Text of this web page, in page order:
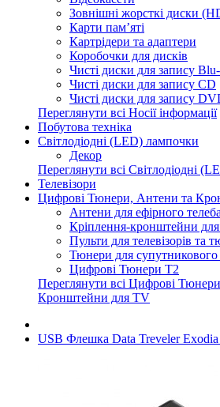
Зовнішні жорсткі диски
Карти пам’яті
Картрідери та адаптери
Коробочки для дисків
Чисті диски для запису
Чисті диски для запису CD
Чисті диски для запису
Переглянути всі Носії інформації
Побутова техніка
Світлодіодні (LED) лампочки
Декор
Переглянути всі Світлодіодні
Телевізори
Цифрові Тюнери, Антени та
Антени для ефірного
Кріплення-кронштейни для
Пульти для телевізорів та
Тюнери для
Цифрові Тюнери T2
Переглянути всі Цифрові
Кронштейни для TV
USB Флешка Data Treveler